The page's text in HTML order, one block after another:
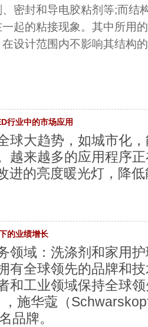
密封和导电胶粘剂等;而结
起的粘接现象。其中所用
设计范围内不影响其结构
行业中的市场应用
球大趋势，如城市化
越来越多的应用程序
进的亮度暖光灯，降
的业绩增长
领域：洗涤剂和家用
有全球领先的品牌和
和工业领域保持全球
施华蔻（
品牌。